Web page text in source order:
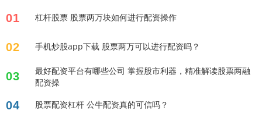
01 杠杆股票 股票两万块如何进行配资操作
02 手机炒股app下载 股票两万可以进行配资吗？
03
最好配资平台有哪些公司 掌握股市利器，精准解读股票两融
配资操
04 股票配资杠杆 公牛配资真的可信吗？